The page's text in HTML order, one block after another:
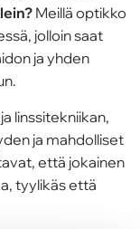
Meillä optikko
jolloin saat
ja yhden
linssitekniikan,
ja mahdolliset
että jokainen
tyylikäs että